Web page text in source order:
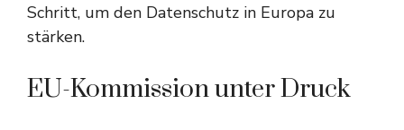
Schritt, um den Datenschutz in Europa zu
stärken.
EU-Kommission unter Druck